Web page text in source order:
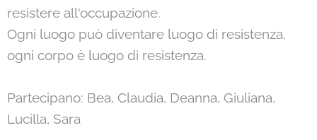
resistere all'occupazione.
Ogni luogo può diventare luogo di resistenza,
ogni corpo è luogo di resistenza.
Partecipano: Bea, Claudia, Deanna, Giuliana,
Lucilla, Sara